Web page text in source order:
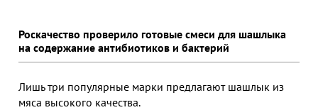
Роскачество проверило готовые смеси для шашлыка
на содержание антибиотиков и бактерий
Лишь три популярные марки предлагают шашлык из
мяса высокого качества.